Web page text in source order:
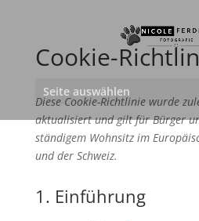
Seite auswählen
Cookie-
Diese Cookie-Richtlinie wurde
aktualisiert und gilt für Bürger
ständigem Wohnsitz im
und der Schweiz.
1. Einführung